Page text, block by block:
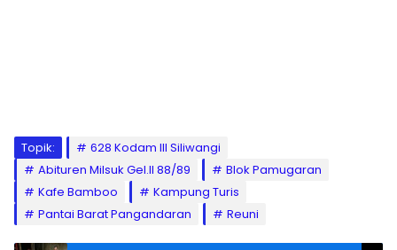
Topik:
628 Kodam III Siliwangi
Abituren Milsuk Gel.II 88/89
Blok Pamugaran
Kafe Bamboo
Kampung Turis
Pantai Barat Pangandaran
Reuni